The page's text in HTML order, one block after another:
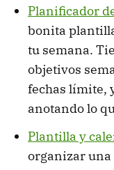
Planificador
bonita
tu semana.
objetivos
fechas límite,
anotando lo
Plantilla y
organizar